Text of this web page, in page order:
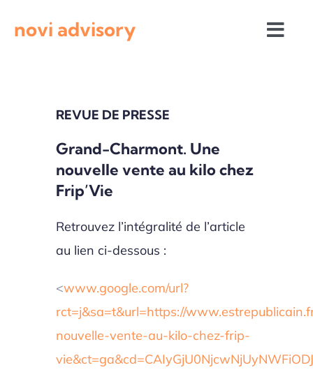
novi advisory
Actualités institutionnelles
Appels à projets
REVUE DE PRESSE
Grand-Charmont. Une
nouvelle vente au kilo chez
Frip’Vie
Retrouvez l’intégralité de l’article
au lien ci-dessous :
<www.google.com/url?
rct=j&sa=t&url=https://
nouvelle-vente-au-kilo-chez-frip-